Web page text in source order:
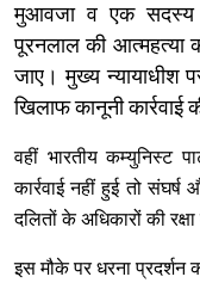
मुआवजा व एक सदस्य
पूरनलाल की आत्महत्या
जाए। मुख्य न्यायाधीश
खिलाफ कानूनी कार्रवाई
वहीं भारतीय कम्युनिस्ट
कार्रवाई नहीं हुई तो
दलितों के अधिकारों की
इस मौके पर धरना प्रदर्शन